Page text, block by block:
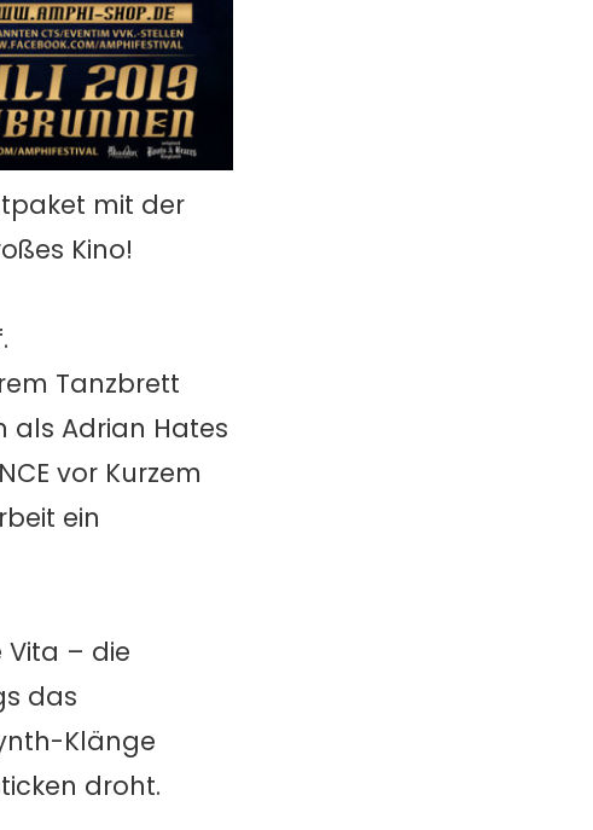
mit der
Kino!
Tanzbrett
als Adrian Hates
vor Kurzem
ein
– die
das
Klänge
droht.